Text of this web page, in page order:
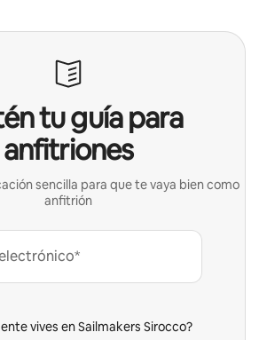
tu guía para
anfitriones
sencilla para que te vaya bien como
anfitrión
vives en Sailmakers Sirocco?